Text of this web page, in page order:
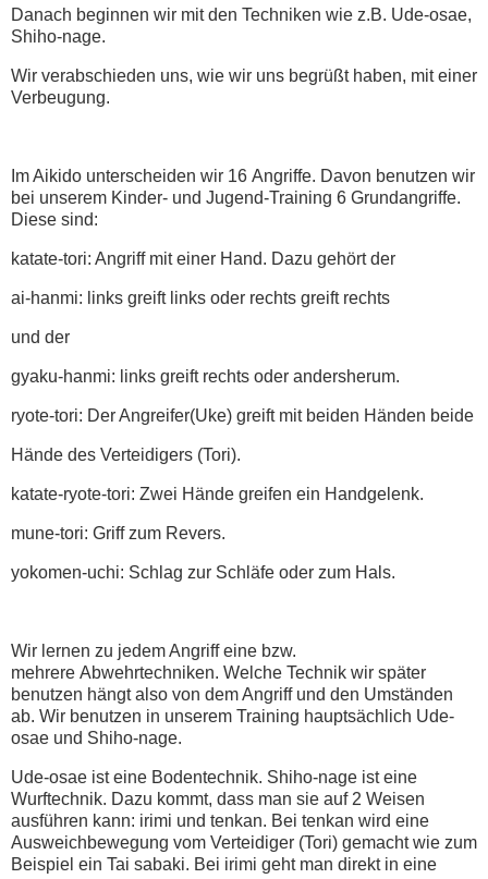
Danach beginnen wir mit den Techniken wie z.B. Ude-osae,
Shiho-nage.
Wir verabschieden uns, wie wir uns begrüßt haben, mit einer
Verbeugung.
Im Aikido unterscheiden wir 16 Angriffe. Davon benutzen wir
bei unserem Kinder- und Jugend-Training 6 Grundangriffe.
Diese sind:
katate-tori: Angriff mit einer Hand. Dazu gehört der
ai-hanmi: links greift links oder rechts greift rechts
und der
gyaku-hanmi: links greift rechts oder andersherum.
ryote-tori: Der Angreifer(Uke) greift mit beiden Händen beide
Hände des Verteidigers (Tori).
katate-ryote-tori: Zwei Hände greifen ein Handgelenk.
mune-tori: Griff zum Revers.
yokomen-uchi: Schlag zur Schläfe oder zum Hals.
Wir lernen zu jedem Angriff eine bzw.
mehrere Abwehrtechniken. Welche Technik wir später
benutzen hängt also von dem Angriff und den Umständen
ab. Wir benutzen in unserem Training hauptsächlich Ude-
osae und Shiho-nage.
Ude-osae ist eine Bodentechnik. Shiho-nage ist eine
Wurftechnik. Dazu kommt, dass man sie auf 2 Weisen
ausführen kann: irimi und tenkan. Bei tenkan wird eine
Ausweichbewegung vom Verteidiger (Tori) gemacht wie zum
Beispiel ein Tai sabaki. Bei irimi geht man direkt in eine